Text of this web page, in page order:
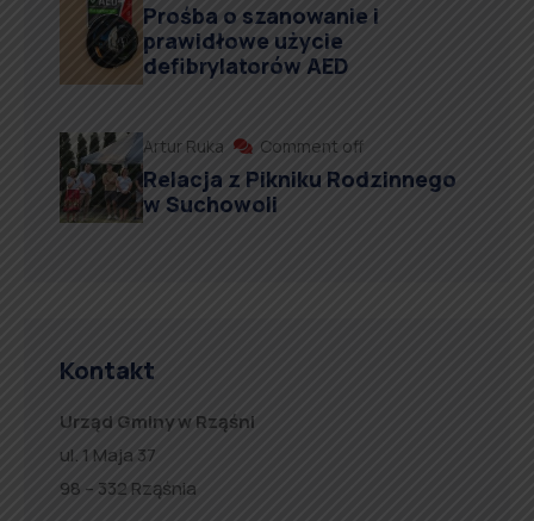
Prośba o szanowanie i
prawidłowe użycie
defibrylatorów AED
Artur Ruka Comment off
Relacja z Pikniku Rodzinnego
w Suchowoli
Kontakt
Urząd Gminy w Rząśni
ul. 1 Maja 37
98 – 332 Rząśnia